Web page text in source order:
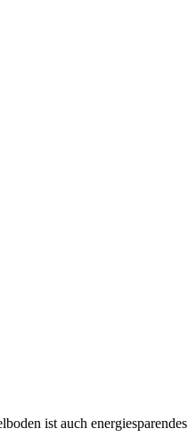
ist auch energiesparendes